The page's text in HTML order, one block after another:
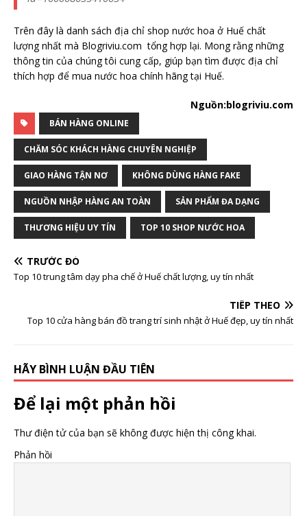
Trên đây là danh sách địa chỉ shop nước hoa ở Huế chất
lượng nhất mà Blogriviu.com tổng hợp lại. Mong rằng những
thông tin của chúng tôi cung cấp, giúp bạn tìm được địa chỉ
thích hợp để mua nước hoa chính hãng tại Huế.
Nguồn:blogriviu.com
BÁN HÀNG ONLINE
CHĂM SÓC KHÁCH HÀNG CHUYÊN NGHIỆP
GIAO HÀNG TẬN NƠ KHÔNG DÙNG HÀNG FAKE
NGUỒN NHẬP HÀNG AN TOÀN SẢN PHẨM ĐA DẠNG
THƯƠNG HIỆU UY TÍN TOP 10 SHOP NƯỚC HOA
TRƯỚC ĐÓ
Top 10 trung tâm dạy pha chế ở Huế chất lượng, uy tín nhất
TIẾP THEO
Top 10 cửa hàng bán đồ trang trí sinh nhật ở Huế đẹp, uy tín nhất
HÃY BÌNH LUẬN ĐẦU TIÊN
Để lại một phản hồi
Thư điện tử của bạn sẽ không được hiện thị công khai.
Phản hồi